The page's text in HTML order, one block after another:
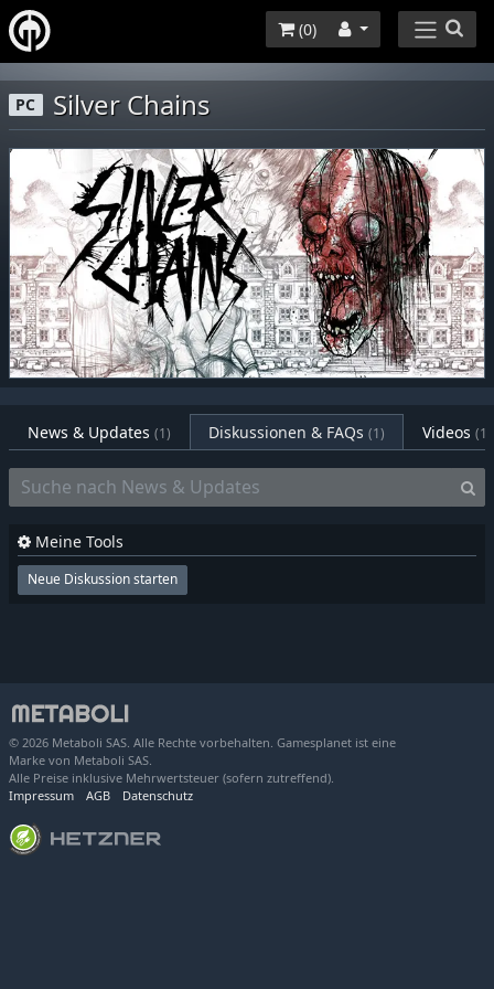
(0)
PC Silver Chains
News & Updates (1) Diskussionen & FAQs (1) Videos (1)
Meine Tools
Neue Diskussion starten
© 2026 Metaboli SAS. Alle Rechte vorbehalten. Gamesplanet ist eine
Marke von Metaboli SAS.
Alle Preise inklusive Mehrwertsteuer (sofern zutreffend).
Impressum
AGB Datenschutz